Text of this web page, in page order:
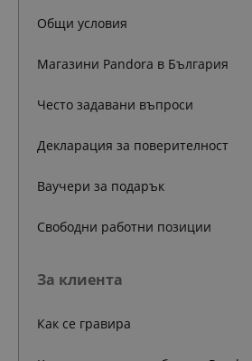
Общи условия
Магазини Pandora в България
Често задавани въпроси
Декларация за поверителност
Ваучери за подарък
Свободни работни позиции
За клиента
Как се гравира